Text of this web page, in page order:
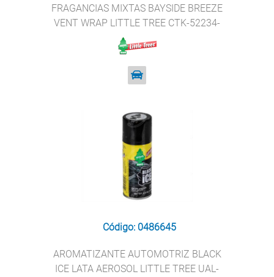
FRAGANCIAS MIXTAS BAYSIDE BREEZE
VENT WRAP LITTLE TREE CTK-52234-
Código: 0486645
AROMATIZANTE AUTOMOTRIZ BLACK
ICE LATA AEROSOL LITTLE TREE UAL-